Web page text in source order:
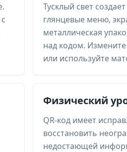
Тусклый свет
глянцевые меню,
металлическая
над кодом. Измените
или используйте
Физический
QR-код имеет
восстановить
недостающей